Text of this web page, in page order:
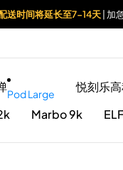
送时间将延长至7-14天 | 加
Pod Large 悦刻乐
Marbo 9k